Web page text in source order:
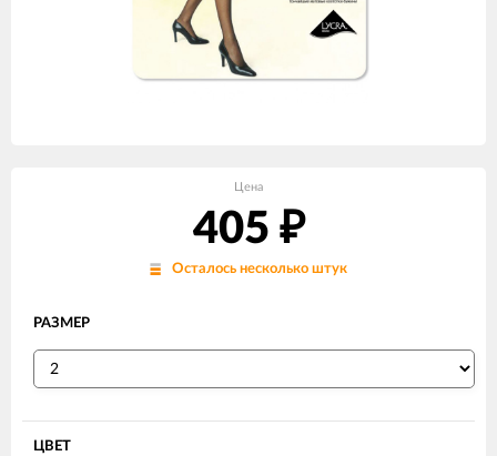
Цена
405 ₽
Осталось несколько штук
РАЗМЕР
ЦВЕТ